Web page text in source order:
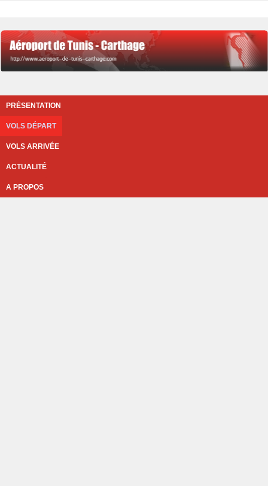
PRÉSENTATION
VOLS DÉPART
VOLS ARRIVÉE
ACTUALITÉ
A PROPOS